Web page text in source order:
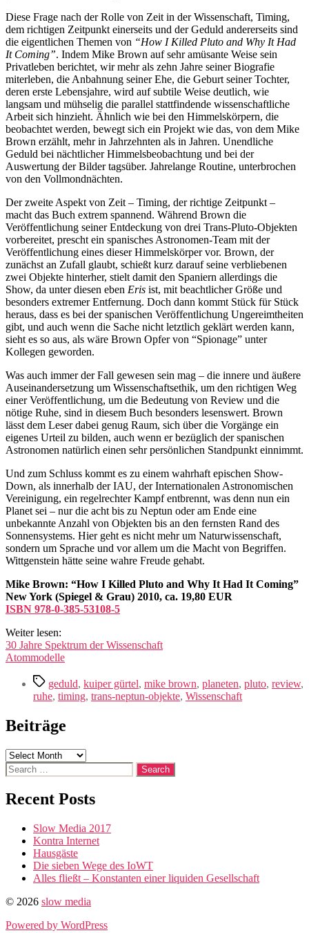
Diese Frage nach der Rolle von Zeit in der Wissenschaft, Timing,
dem richtigen Zeitpunkt einerseits und der Geduld andererseits sind
die eigentlichen Themen von “How I Killed Pluto and Why It Had
It Coming”. Indem Mike Brown auf sehr amüsante Weise sein
Privatleben berichtet, wir mehr als zehn Jahre seiner Biografie
miterleben, die Anbahnung seiner Ehe, die Geburt seiner Tochter,
deren erste Lebensjahre, wird auf subtile Weise deutlich, wie
langsam und mühselig die parallel stattfindende wissenschaftliche
Arbeit sich hinzieht. Ähnlich wie bei den Himmelskörpern, die
beobachtet werden, bewegt sich ein Projekt wie das, von dem Mike
Brown erzählt, mehr in Jahrzehnten als in Jahren. Unendliche
Geduld bei nächtlicher Himmelsbeobachtung und bei der
Auswertung der Bilder tagsüber. Jahrelange Routine, unterbrochen
von den Vollmondnächten.
Der zweite Aspekt von Zeit – Timing, der richtige Zeitpunkt –
macht das Buch extrem spannend. Während Brown die
Veröffentlichung seiner Entdeckung von drei Trans-Pluto-Objekten
vorbereitet, prescht ein spanisches Astronomen-Team mit der
Veröffentlichung eines dieser Himmelskörper vor. Brown, der
zunächst an Zufall glaubt, schießt kurz darauf seine verbliebenen
zwei Objekte hinterher, stielt damit den Spaniern allerdings die
Show, da unter diesen eben Eris ist, mit beachtlicher Größe und
besonders extremer Entfernung. Doch dann kommt Stück für Stück
heraus, dass es bei der spanischen Veröffentlichung Ungereimtheiten
gibt, und auch wenn die Sache nicht letztlich geklärt werden kann,
sieht es so aus, als wäre Brown Opfer von “Spionage” unter
Kollegen geworden.
Was auch immer der Fall gewesen sein mag – die innere und äußere
Auseinandersetzung um Wissenschaftsethik, um den richtigen Weg
einer Veröffentlichung, um die Bedeutung von Review und die
nötige Ruhe, sind in diesem Buch besonders lesenswert. Brown
lässt dem Leser dabei genug Raum, sich über die Vorgänge ein
eigenes Urteil zu bilden, auch wenn er bezüglich der spanischen
Astronomen natürlich einen sehr persönlichen Standpunkt einnimmt.
Und zum Schluss kommt es zu einem wahrhaft epischen Show-
Down, als innerhalb der IAU, der Internationalen Astronomischen
Vereinigung, ein regelrechter Kampf entbrennt, was denn nun ein
Planet sei – nur die acht bis zu Neptun oder am Ende eine
unbekannte Anzahl von Objekten bis an den fernsten Rand des
Sonnensystems. Hier geht es nicht mehr um Naturwissenschaft,
sondern um Sprache und vor allem um die Macht von Begriffen.
Wittgenstein hätte seine wahre Freude gehabt.
Mike Brown: “How I Killed Pluto and Why It Had It Coming”
New York (Spiegel & Grau) 2010, ca. 19,80 EUR
ISBN 978-0-385-53108-5
Weiter lesen:
30 Jahre Spektrum der Wissenschaft
Atommodelle
Tagsgeduld, kuiper gürtel, mike brown, planeten, pluto, review,
ruhe, timing, trans-neptun-objekte, Wissenschaft
Beiträge
Beiträge
Search
for:
Recent Posts
Slow Media 2017
Kontra Internet
Hausgäste
Die sieben Wege des IoWT
Alles fließt – Konstanten einer liquiden Gesellschaft
© 2026 slow media
Powered by WordPress